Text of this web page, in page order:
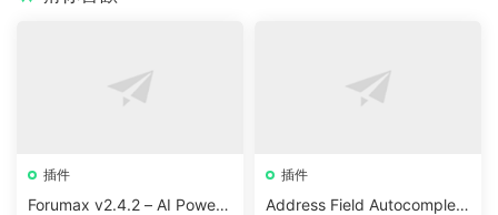
插件
Forumax v2.4.2 – AI Powere
插件
Address Field Autocomplete